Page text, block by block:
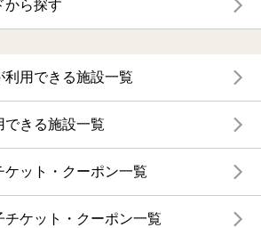
から探す
利用できる施設一覧
できる施設一覧
ケット・クーポン一覧
チケット・クーポン一覧